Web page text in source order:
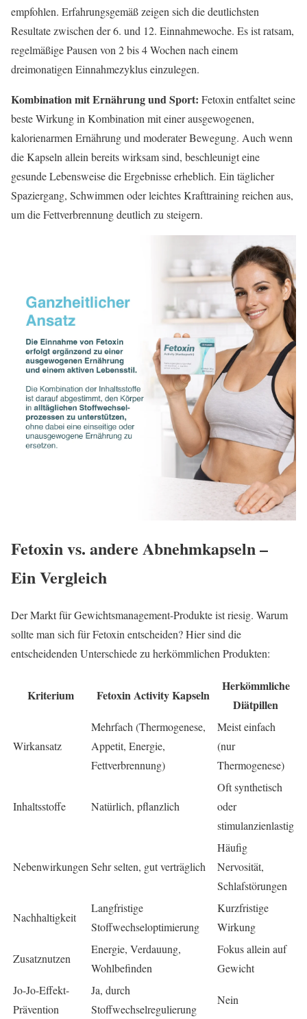
empfohlen. Erfahrungsgemäß zeigen sich die deutlichsten
Resultate zwischen der 6. und 12. Einnahmewoche. Es ist ratsam,
regelmäßige Pausen von 2 bis 4 Wochen nach einem
dreimonatigen Einnahmezyklus einzulegen.
Kombination mit Ernährung und Sport: Fetoxin entfaltet seine
beste Wirkung in Kombination mit einer ausgewogenen,
kalorienarmen Ernährung und moderater Bewegung. Auch wenn
die Kapseln allein bereits wirksam sind, beschleunigt eine
gesunde Lebensweise die Ergebnisse erheblich. Ein täglicher
Spaziergang, Schwimmen oder leichtes Krafttraining reichen aus,
um die Fettverbrennung deutlich zu steigern.
Fetoxin vs. andere Abnehmkapseln –
Ein Vergleich
Der Markt für Gewichtsmanagement-Produkte ist riesig. Warum
sollte man sich für Fetoxin entscheiden? Hier sind die
entscheidenden Unterschiede zu herkömmlichen Produkten:
Kriterium Fetoxin Activity Kapseln
Herkömmliche
Diätpillen
Wirkansatz
Mehrfach (Thermogenese,
Appetit, Energie,
Fettverbrennung)
Meist einfach
(nur
Thermogenese)
Inhaltsstoffe Natürlich, pflanzlich
Oft synthetisch
oder
stimulanzienlastig
Nebenwirkungen Sehr selten, gut verträglich
Häufig
Nervosität,
Schlafstörungen
Nachhaltigkeit
Langfristige
Stoffwechseloptimierung
Kurzfristige
Wirkung
Zusatznutzen
Energie, Verdauung,
Wohlbefinden
Fokus allein auf
Gewicht
Jo-Jo-Effekt-
Prävention
Ja, durch
Stoffwechselregulierung
Nein